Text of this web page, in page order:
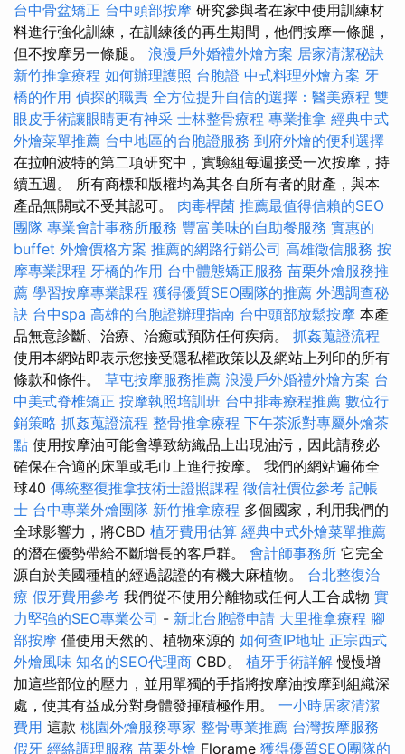
台中骨盆矯正 台中頭部按摩 研究參與者在家中使用訓練材
料進行強化訓練，在訓練後的再生期間，他們按摩一條腿，
但不按摩另一條腿。 浪漫戶外婚禮外燴方案 居家清潔秘訣
新竹推拿療程 如何辦理護照 台胞證 中式料理外燴方案 牙
橋的作用 偵探的職責 全方位提升自信的選擇：醫美療程 雙
眼皮手術讓眼睛更有神采 士林整骨療程 專業推拿 經典中式
外燴菜單推薦 台中地區的台胞證服務 到府外燴的便利選擇
在拉帕波特的第二項研究中，實驗組每週接受一次按摩，持
續五週。 所有商標和版權均為其各自所有者的財產，與本
產品無關或不受其認可。 肉毒桿菌 推薦最值得信賴的SEO
團隊 專業會計事務所服務 豐富美味的自助餐服務 實惠的
buffet 外燴價格方案 推薦的網路行銷公司 高雄徵信服務 按
摩專業課程 牙橋的作用 台中體態矯正服務 苗栗外燴服務推
薦 學習按摩專業課程 獲得優質SEO團隊的推薦 外遇調查秘
訣 台中spa 高雄的台胞證辦理指南 台中頭部放鬆按摩 本產
品無意診斷、治療、治癒或預防任何疾病。 抓姦蒐證流程
使用本網站即表示您接受隱私權政策以及網站上列印的所有
條款和條件。 草屯按摩服務推薦 浪漫戶外婚禮外燴方案 台
中美式脊椎矯正 按摩執照培訓班 台中排毒療程推薦 數位行
銷策略 抓姦蒐證流程 整骨推拿療程 下午茶派對專屬外燴茶
點 使用按摩油可能會導致紡織品上出現油污，因此請務必
確保在合適的床單或毛巾上進行按摩。 我們的網站遍佈全
球40 傳統整復推拿技術士證照課程 徵信社價位參考 記帳
士 台中專業外燴團隊 新竹推拿療程 多個國家，利用我們的
全球影響力，將CBD 植牙費用估算 經典中式外燴菜單推薦
的潛在優勢帶給不斷增長的客戶群。 會計師事務所 它完全
源自於美國種植的經過認證的有機大麻植物。 台北整復治
療 假牙費用參考 我們從不使用分離物或任何人工合成物 實
力堅強的SEO專業公司 - 新北台胞證申請 大里推拿療程 腳
部按摩 僅使用天然的、植物來源的 如何查IP地址 正宗西式
外燴風味 知名的SEO代理商 CBD。 植牙手術詳解 慢慢增
加這些部位的壓力，並用單獨的手指將按摩油按摩到組織深
處，使其有益成分對身體發揮積極作用。 一小時居家清潔
費用 這款 桃園外燴服務專家 整骨專業推薦 台灣按摩服務
假牙 經絡調理服務 苗栗外燴 Florame 獲得優質SEO團隊的